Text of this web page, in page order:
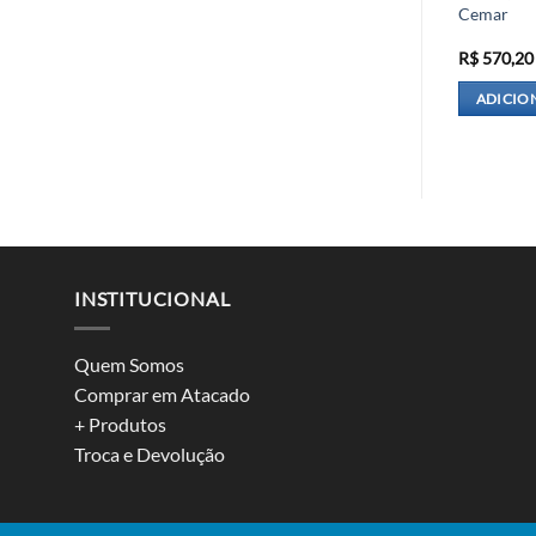
Cemar
R$570,20
INSTITUCIONAL
Quem Somos
Comprar em Atacado
+ Produtos
Troca e Devolução